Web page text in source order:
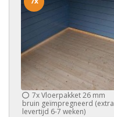
7xVloerpakket 26 mm
bruin geïmpregneerd (extra
levertijd 6-7 weken)